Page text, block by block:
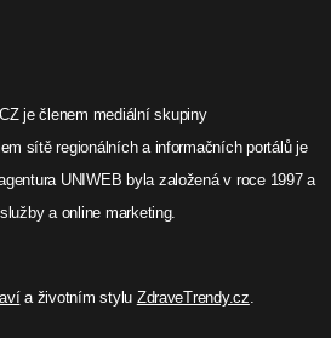
je členem mediální skupiny
sítě regionálních a informačních portálů je
agentura UNIWEB byla založená v roce 1997 a
a online marketing.
a životním stylu ZdraveTrendy.cz